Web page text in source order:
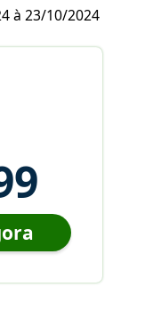
à 23/10/2024